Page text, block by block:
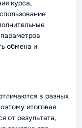
курса,
обмена и
в разных
итоговая
от результата,